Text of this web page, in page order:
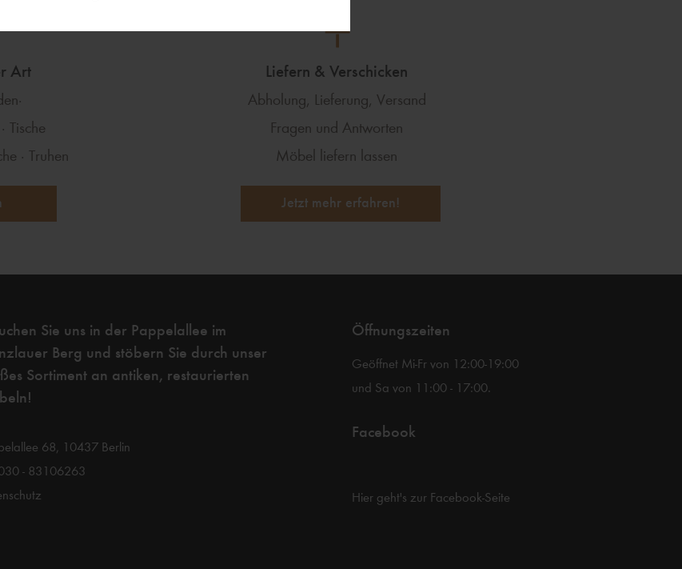
Art
Tische
· Truhen
Liefern & Verschicken
Abholung, Lieferung, Versand
Fragen und Antworten
Möbel liefern lassen
Jetzt mehr erfahren!
Sie uns in der Pappelallee im
Berg und stöbern Sie durch unser
Sortiment an antiken, restaurierten
68, 10437 Berlin
- 83106263
Öffnungszeiten
Geöffnet Mi-Fr von 12:00-19:00
und Sa von 11:00 - 17:00.
Facebook
Hier geht's zur Facebook-Seite